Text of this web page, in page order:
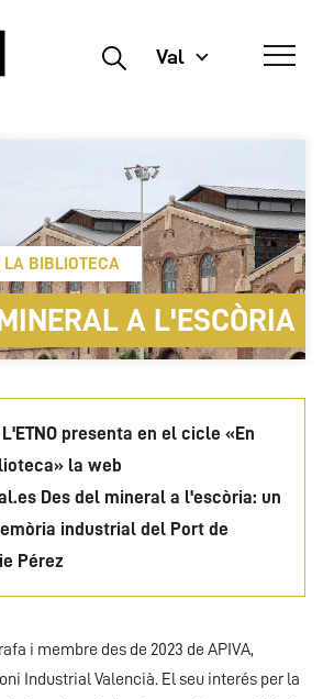
Buscar Val
LA BIBLIOTECA
A L'ESCÒRIA
presenta en el cicle «En
la web
Des del mineral a l'escòria: un
industrial del Port de
Pérez
i membre des de 2023 de APIVA,
Industrial Valencià. El seu interés per la